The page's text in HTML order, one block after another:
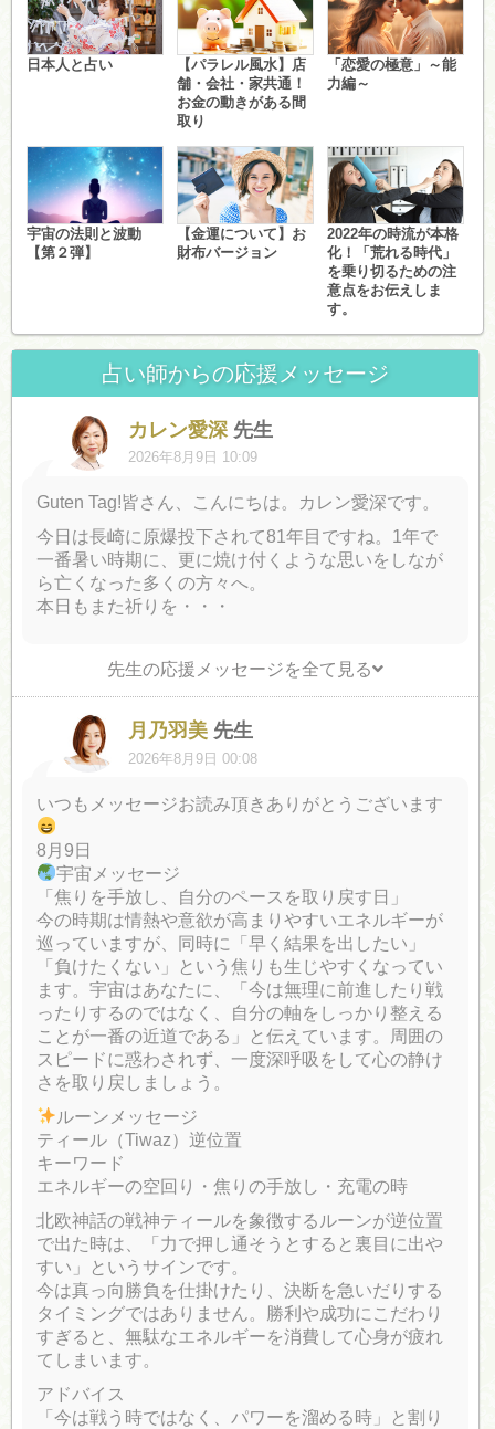
日本人と占い
【パラレル風水】店
舗・会社・家共通！
お金の動きがある間
取り
「恋愛の極意」～能
力編～
宇宙の法則と波動
【第２弾】
【金運について】お
財布バージョン
2022年の時流が本格
化！「荒れる時代」
を乗り切るための注
意点をお伝えしま
す。
占い師からの応援メッセージ
カレン愛深 先生
2026年8月9日 10:09
Guten Tag!皆さん、こんにちは。カレン愛深です。
今日は長崎に原爆投下されて81年目ですね。1年で
一番暑い時期に、更に焼け付くような思いをしなが
ら亡くなった多くの方々へ。
本日もまた祈りを・・・
先生の応援メッセージを全て見る
月乃羽美 先生
2026年8月9日 00:08
いつもメッセージお読み頂きありがとうございます
8月9日
宇宙メッセージ
「焦りを手放し、自分のペースを取り戻す日」
今の時期は情熱や意欲が高まりやすいエネルギーが
巡っていますが、同時に「早く結果を出したい」
「負けたくない」という焦りも生じやすくなってい
ます。宇宙はあなたに、「今は無理に前進したり戦
ったりするのではなく、自分の軸をしっかり整える
ことが一番の近道である」と伝えています。周囲の
スピードに惑わされず、一度深呼吸をして心の静け
さを取り戻しましょう。
ルーンメッセージ
ティール（Tiwaz）逆位置
キーワード
エネルギーの空回り・焦りの手放し・充電の時
北欧神話の戦神ティールを象徴するルーンが逆位置
で出た時は、「力で押し通そうとすると裏目に出や
すい」というサインです。
今は真っ向勝負を仕掛けたり、決断を急いだりする
タイミングではありません。勝利や成功にこだわり
すぎると、無駄なエネルギーを消費して心身が疲れ
てしまいます。
アドバイス
「今は戦う時ではなく、パワーを溜める時」と割り